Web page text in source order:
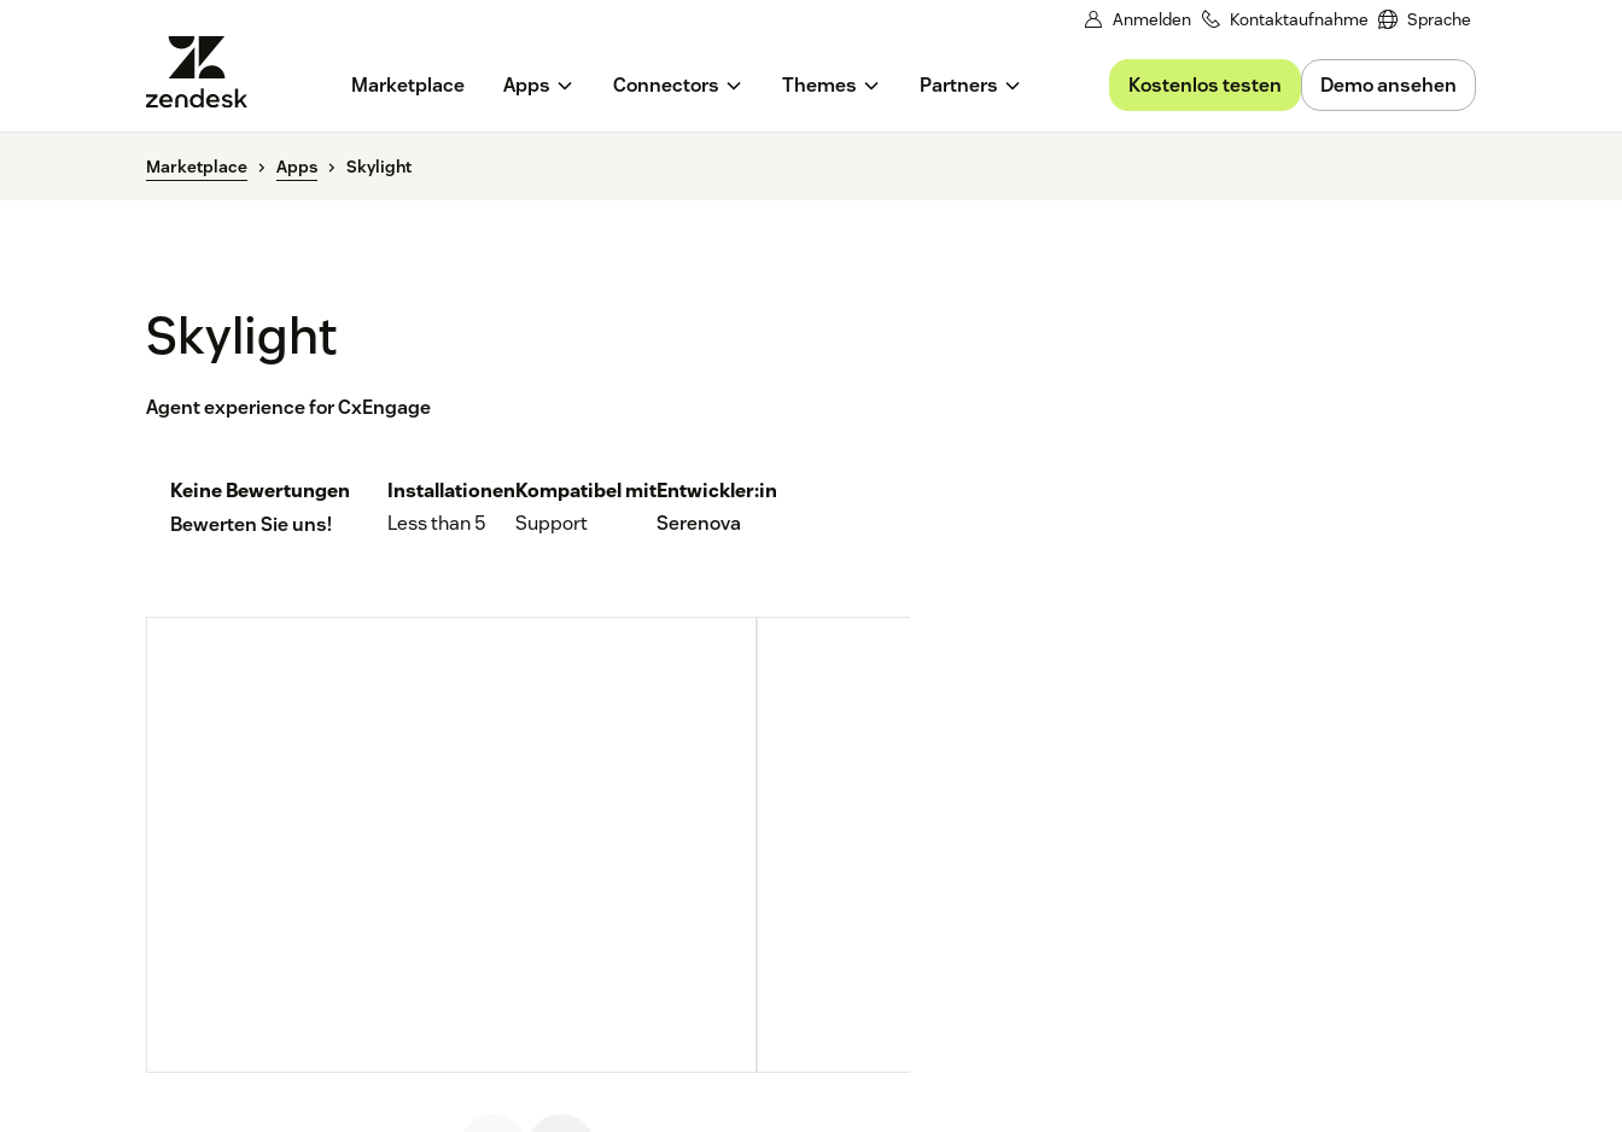
Anmelden Kontaktaufnahme Sprache
Marketplace Apps Connectors Themes Partners Kostenlos testen Demo ansehen
Marketplace Apps Skylight
Skylight
Agent experience for CxEngage
Keine Bewertungen
Bewerten Sie uns!
Installationen
Less than 5
Kompatibel mit
Support
Entwickler:in
Serenova